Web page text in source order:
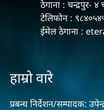
ठेगाना : चन्द्रपुर- ४
टेलिफोन :
ईमेल ठेगाना :
हाम्रो वारे
प्रबन्ध निर्देशन/सम्पादक: